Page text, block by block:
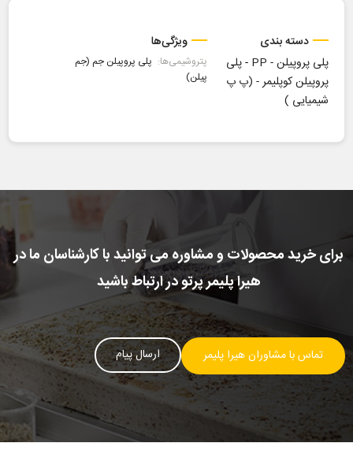
دسته بندی
پلی پروپیلن - PP
-پلی
پروپیلن کوپلیمر - (پ پ
شیمیایی )
ویژگی‌ها
پتروشیمی‌ها: پلی پروپیلن جم (جم
پیلن)
برای خرید محصولات و مشاوره می توانید با کارشناسان ما در
هیرا پلیمر پرتو در ارتباط باشید
تماس با مشاوران هیرا پلیمر ارسال پیام